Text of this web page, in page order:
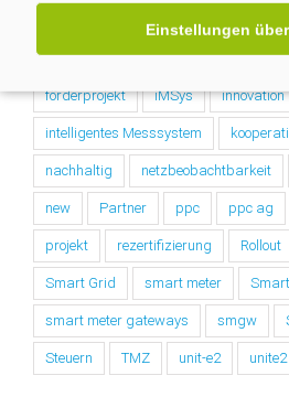
Einstellungen
Energiewendentechnology
energytransition eworld
förderprojekt iMSys innovation
intelligentes Messsystem
nachhaltig netzbeobachtbarkeit
new Partner ppc ppc ag
projekt rezertifizierung Rollout
Smart Grid smart meter
smart meter gateways smgw
Steuern TMZ unit-e2 unite2